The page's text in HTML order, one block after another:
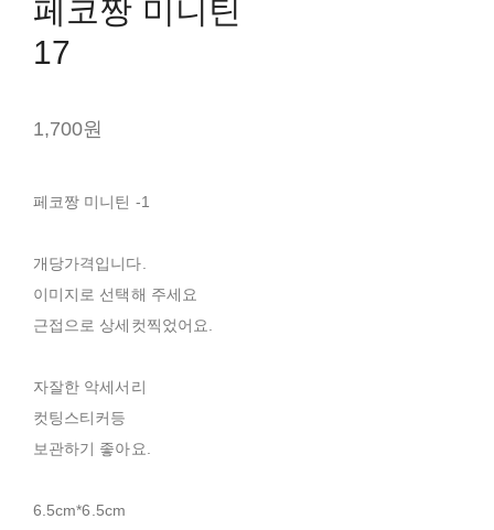
페코짱 미니틴
17
1,700원
페코짱 미니틴 -1
개당가격입니다.
이미지로 선택해 주세요
근접으로 상세컷찍었어요.
자잘한 악세서리
컷팅스티커등
보관하기 좋아요.
6.5cm*6.5cm